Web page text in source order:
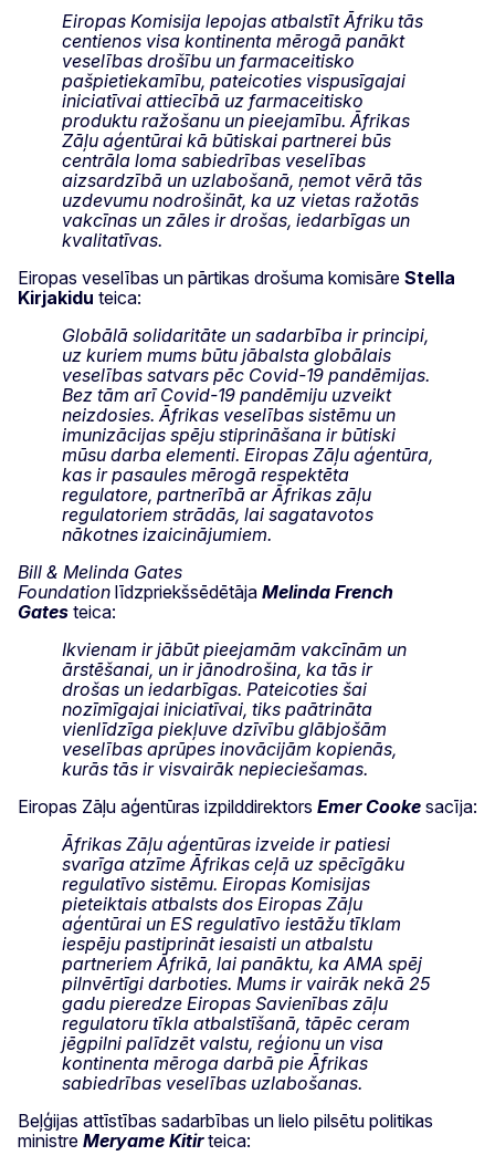
Eiropas Komisija lepojas atbalstīt Āfriku tās
centienos visa kontinenta mērogā panākt
veselības drošību un farmaceitisko
pašpietiekamību, pateicoties vispusīgajai
iniciatīvai attiecībā uz farmaceitisko
produktu ražošanu un pieejamību. Āfrikas
Zāļu aģentūrai kā būtiskai partnerei būs
centrāla loma sabiedrības veselības
aizsardzībā un uzlabošanā, ņemot vērā tās
uzdevumu nodrošināt, ka uz vietas ražotās
vakcīnas un zāles ir drošas, iedarbīgas un
kvalitatīvas.
Eiropas veselības un pārtikas drošuma komisāre Stella
Kirjakidu teica:
Globālā solidaritāte un sadarbība ir principi,
uz kuriem mums būtu jābalsta globālais
veselības satvars pēc Covid-19 pandēmijas.
Bez tām arī Covid-19 pandēmiju uzveikt
neizdosies. Āfrikas veselības sistēmu un
imunizācijas spēju stiprināšana ir būtiski
mūsu darba elementi. Eiropas Zāļu aģentūra,
kas ir pasaules mērogā respektēta
regulatore, partnerībā ar Āfrikas zāļu
regulatoriem strādās, lai sagatavotos
nākotnes izaicinājumiem.
Bill & Melinda Gates
Foundation līdzpriekšsēdētāja Melinda French
Gates teica:
Ikvienam ir jābūt pieejamām vakcīnām un
ārstēšanai, un ir jānodrošina, ka tās ir
drošas un iedarbīgas. Pateicoties šai
nozīmīgajai iniciatīvai, tiks paātrināta
vienlīdzīga piekļuve dzīvību glābjošām
veselības aprūpes inovācijām kopienās,
kurās tās ir visvairāk nepieciešamas.
Eiropas Zāļu aģentūras izpilddirektors Emer Cooke sacīja:
Āfrikas Zāļu aģentūras izveide ir patiesi
svarīga atzīme Āfrikas ceļā uz spēcīgāku
regulatīvo sistēmu. Eiropas Komisijas
pieteiktais atbalsts dos Eiropas Zāļu
aģentūrai un ES regulatīvo iestāžu tīklam
iespēju pastiprināt iesaisti un atbalstu
partneriem Āfrikā, lai panāktu, kaAMA spēj
pilnvērtīgi darboties. Mums ir vairāk nekā 25
gadu pieredze Eiropas Savienības zāļu
regulatoru tīkla atbalstīšanā, tāpēc ceram
jēgpilni palīdzēt valstu, reģionu un visa
kontinenta mēroga darbā pie Āfrikas
sabiedrības veselības uzlabošanas.
Beļģijas attīstības sadarbības un lielo pilsētu politikas
ministre Meryame Kitirteica: